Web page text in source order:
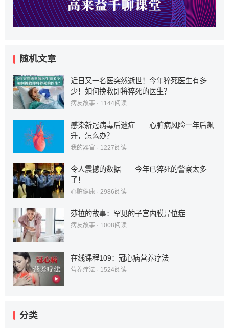
随机文章
近日又一名医突然逝世！今年猝死医生有多
少！如何挽救即将猝死的医生？
病友故事· 1144阅读
感染新冠病毒后遗症——心脏病风险一年后飙
升，怎么办？
我的器官 · 1227阅读
令人震撼的数据——今年已猝死的警察太多
了！
心脏健康· 2986阅读
莎拉的故事：罕见的子宫内膜异位症
病友故事· 1008阅读
在线课程109：冠心病营养疗法
营养疗法 · 1524阅读
分类